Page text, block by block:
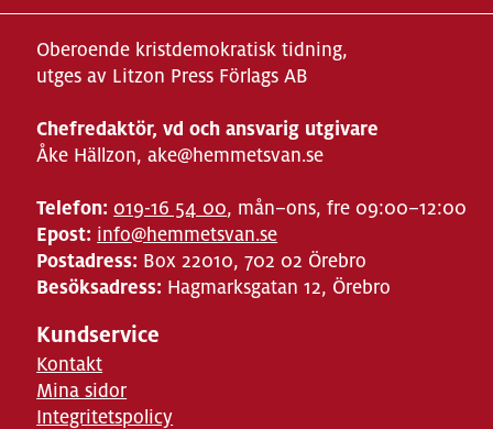
Oberoende kristdemokratisk tidning,
utges av Litzon Press Förlags AB
Chefredaktör, vd och ansvarig utgivare
Åke Hällzon, ake@hemmetsvan.se
Telefon: 019-16 54 00, mån–ons, fre 09:00–12:00
Epost: info@hemmetsvan.se
Postadress: Box 22010, 702 02 Örebro
Besöksadress: Hagmarksgatan 12, Örebro
Kundservice
Kontakt
Mina sidor
Integritetspolicy